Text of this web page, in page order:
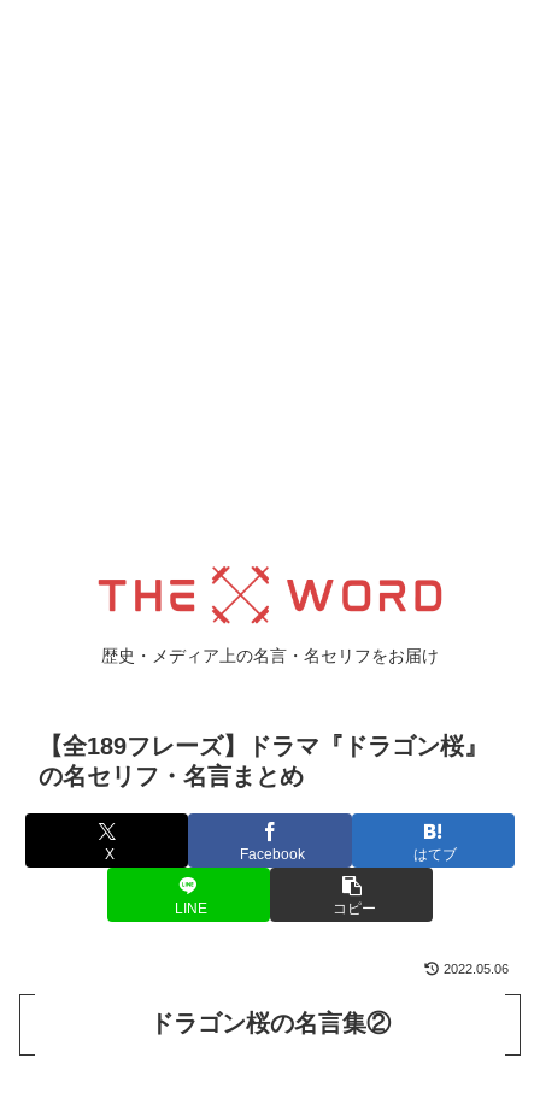
歴史・メディア上の名言・名セリフをお届け
【全189フレーズ】ドラマ『ドラゴン桜』
の名セリフ・名言まとめ
X Facebook はてブ
LINE コピー
2022.05.06
ドラゴン桜の名言集②